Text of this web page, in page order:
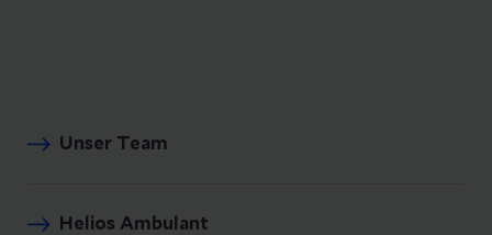
Unser Team
Helios Ambulant